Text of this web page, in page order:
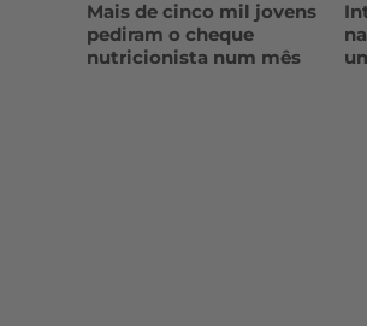
Mais de cinco mil jovens
pediram o cheque
nutricionista num mês